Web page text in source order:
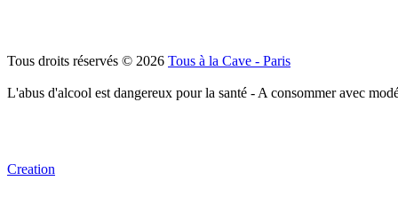
Tous droits réservés © 2026 Tous à la Cave - Paris
L'abus d'alcool est dangereux pour la santé - A consommer avec
Creation